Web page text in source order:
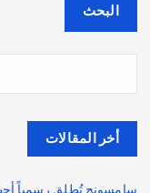
البحث
أخر المقالات